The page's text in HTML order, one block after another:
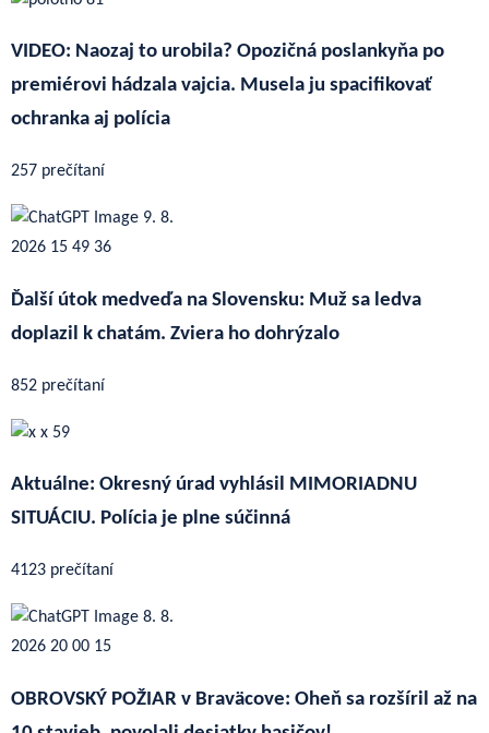
VIDEO: Naozaj to urobila? Opozičná poslankyňa po
premiérovi hádzala vajcia. Musela ju spacifikovať
ochranka aj polícia
257 prečítaní
Ďalší útok medveďa na Slovensku: Muž sa ledva
doplazil k chatám. Zviera ho dohrýzalo
852 prečítaní
Aktuálne: Okresný úrad vyhlásil MIMORIADNU
SITUÁCIU. Polícia je plne súčinná
4123 prečítaní
OBROVSKÝ POŽIAR v Braväcove: Oheň sa rozšíril až na